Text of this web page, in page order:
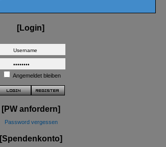
[Login]
Angemeldet bleiben
[PW anfordern]
Password vergessen
[Spendenkonto]